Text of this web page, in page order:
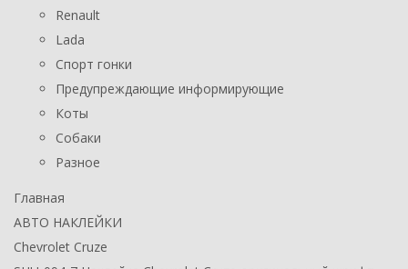
Renault
Lada
Спорт гонки
Предупреждающие информирующие
Коты
Собаки
Разное
Главная
АВТО НАКЛЕЙКИ
Chevrolet Cruze